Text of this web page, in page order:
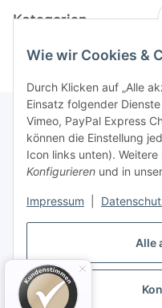
Alle
Wie wir Cookies &
Durch Klicken auf „Alle
Einsatz folgender
Vimeo, PayPal Express
können die Einstellung
Icon links unten).
Konfigurieren und in
Impressum
Kategorien
Informationen
Gesetzliche Informationen